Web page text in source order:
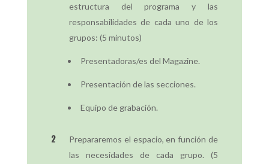
estructura del programa y las
responsabilidades de cada uno de los
grupos: (5 minutos)
Presentadoras/es del Magazine.
Presentación de las secciones.
Equipo de grabación.
Prepararemos el espacio, en función de
las necesidades de cada grupo. (5